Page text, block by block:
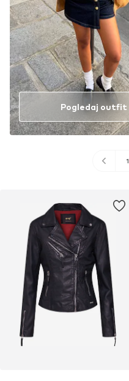
Pogledaj outfit
1